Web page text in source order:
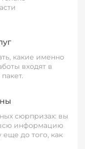
какие именно
входят в
сюрпризах: вы
информацию
до того, как